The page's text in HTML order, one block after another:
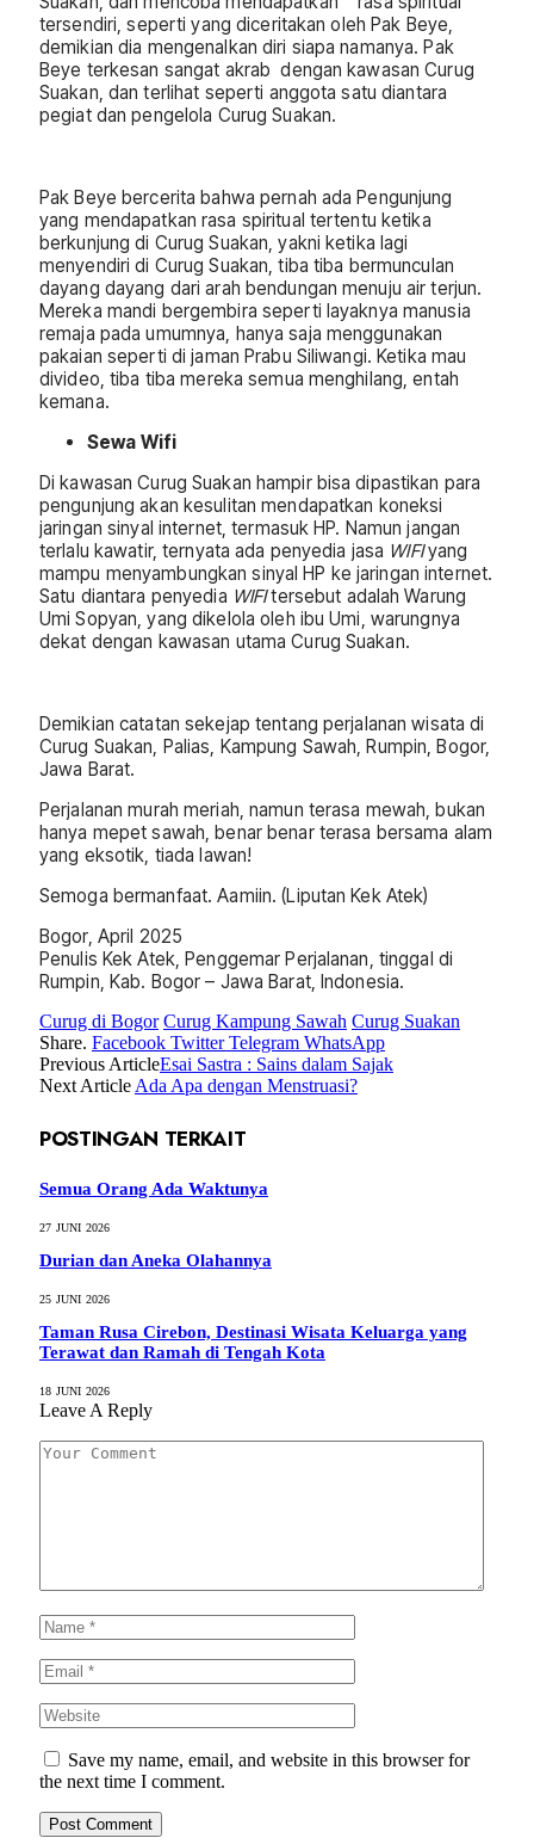
tersendiri, seperti yang diceritakan oleh Pak Beye,
demikian dia mengenalkan diri siapa namanya. Pak
Beye terkesan sangat akrab dengan kawasan Curug
Suakan, dan terlihat seperti anggota satu diantara
pegiat dan pengelola Curug Suakan.
Pak Beye bercerita bahwa pernah ada Pengunjung
yang mendapatkan rasa spiritual tertentu ketika
berkunjung di Curug Suakan, yakni ketika lagi
menyendiri di Curug Suakan, tiba tiba bermunculan
dayang dayang dari arah bendungan menuju air terjun.
Mereka mandi bergembira seperti layaknya manusia
remaja pada umumnya, hanya saja menggunakan
pakaian seperti di jaman Prabu Siliwangi. Ketika mau
divideo, tiba tiba mereka semua menghilang, entah
kemana.
Sewa Wifi
Di kawasan Curug Suakan hampir bisa dipastikan para
pengunjung akan kesulitan mendapatkan koneksi
jaringan sinyal internet, termasuk HP. Namun jangan
terlalu kawatir, ternyata ada penyedia jasa WIFIyang
mampu menyambungkan sinyal HP ke jaringan internet.
Satu diantara penyedia WIFItersebut adalah Warung
Umi Sopyan, yang dikelola oleh ibu Umi, warungnya
dekat dengan kawasan utama Curug Suakan.
Demikian catatan sekejap tentang perjalanan wisata di
Curug Suakan, Palias, Kampung Sawah, Rumpin, Bogor,
Jawa Barat.
Perjalanan murah meriah, namun terasa mewah, bukan
hanya mepet sawah, benar benar terasa bersama alam
yang eksotik, tiada lawan!
Semoga bermanfaat. Aamiin. (Liputan Kek Atek)
Bogor, April 2025
Penulis Kek Atek, Penggemar Perjalanan, tinggal di
Rumpin, Kab. Bogor – Jawa Barat, Indonesia.
Curug di Bogor Curug Kampung Sawah Curug Suakan
Share. Facebook Twitter Telegram WhatsApp
Previous ArticleEsai Sastra : Sains dalam Sajak
Next Article Ada Apa dengan Menstruasi?
POSTINGAN TERKAIT
Semua Orang Ada Waktunya
27 JUNI 2026
Durian dan Aneka Olahannya
25 JUNI 2026
Taman Rusa Cirebon, Destinasi Wisata Keluarga yang
Terawat dan Ramah di Tengah Kota
18 JUNI 2026
Leave A Reply
Save my name, email, and website in this browser for
the next time I comment.